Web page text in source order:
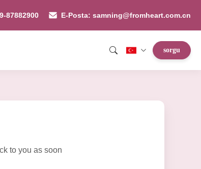
87882900 E-Posta: samning@fromheart.com.cn
sorgu
to you as soon